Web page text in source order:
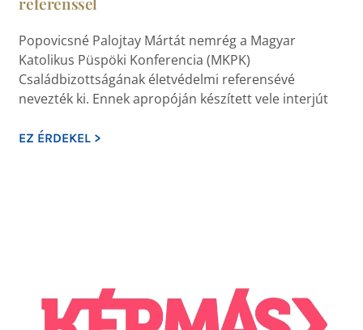
Popovicsné Palojtay Mártát nemrég a Magyar
Katolikus Püspöki Konferencia (MKPK)
Családbizottságának életvédelmi referensévé
nevezték ki. Ennek apropóján készített vele interjút
EZ ÉRDEKEL >